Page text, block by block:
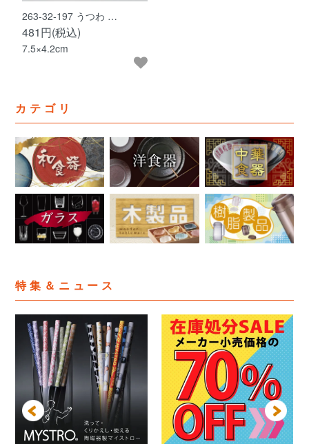
263-32-197 うつわ …
481円(税込)
7.5×4.2cm
カテゴリ
特集＆ニュース